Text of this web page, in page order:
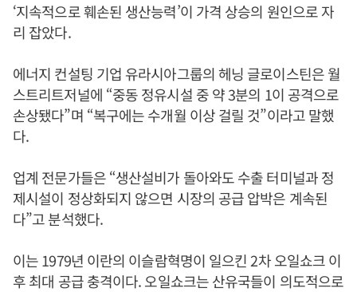
‘지속적으로 훼손된 생산능력’이 가격 상승의 원인으로 자
리 잡았다.
에너지 컨설팅 기업 유라시아그룹의 헤닝 글로이스틴은 월
스트리트저널에 “중동 정유시설 중 약 3분의 1이 공격으로
손상됐다”며 “복구에는 수개월 이상 걸릴 것”이라고 말했
다.
업계 전문가들은 “생산설비가 돌아와도 수출 터미널과 정
제시설이 정상화되지 않으면 시장의 공급 압박은 계속된
다”고 분석했다.
이는 1979년 이란의 이슬람혁명이 일으킨 2차 오일쇼크 이
후 최대 공급 충격이다. 오일쇼크는 산유국들이 의도적으로